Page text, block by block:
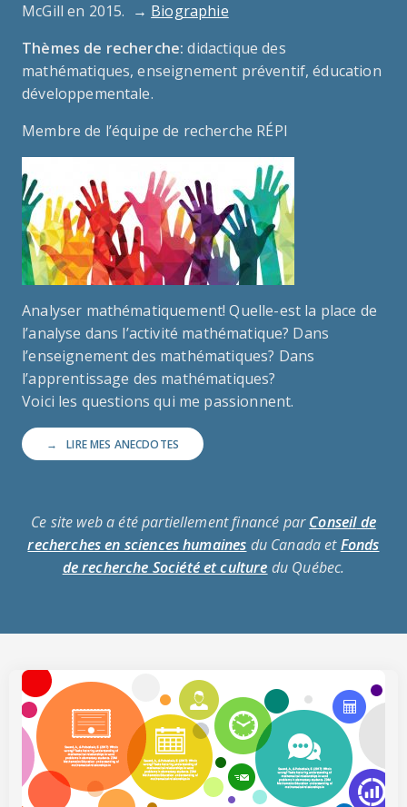
McGill en 2015. → Biographie
Thèmes de recherche: didactique des
mathématiques, enseignement préventif, éducation
développementale.
Membre de l’équipe de recherche RÉPI
Analyser mathématiquement! Quelle-est la place de
l’analyse dans l’activité mathématique? Dans
l’enseignement des mathématiques? Dans
l’apprentissage des mathématiques?
Voici les questions qui me passionnent.
→ LIRE MES ANECDOTES
Ce site web a été partiellement financé parConseilde
recherches en sciences humaines du Canada etFonds
de recherche Société et culture du Québec.